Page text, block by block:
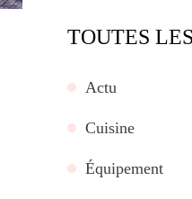
TOUTES
Actu
Cuisine
Équipement